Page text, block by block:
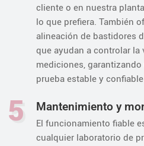
cliente o en nuestra
lo que prefiera. También
alineación de bastidores
que ayudan a controlar la
mediciones,
prueba estable y
5 Mantenimiento y
El funcionamiento fiable
cualquier laboratorio de